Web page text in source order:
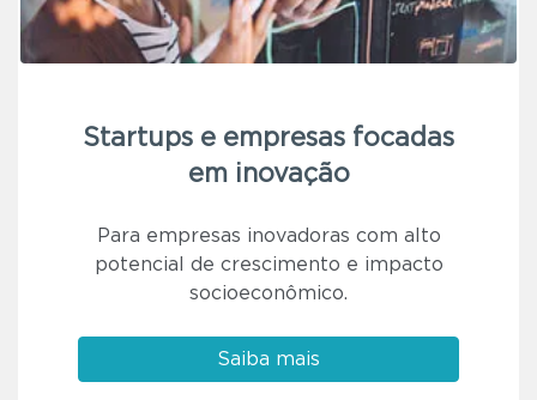
Startups e empresas focadas
em inovação
Para empresas inovadoras com alto
potencial de crescimento e impacto
socioeconômico.
Saiba mais